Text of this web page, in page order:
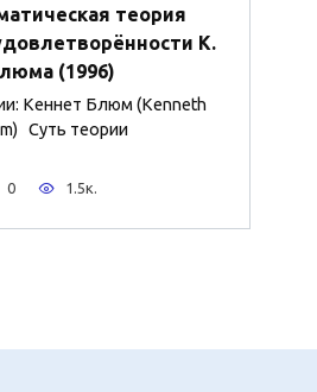
теория
К.
(1996)
Кеннет Блюм (Kenneth
Суть теории
0 1.5к.